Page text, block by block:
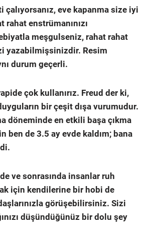
çalıyorsanız, eve kapanma size iyi
enstrümanınızı
meşgulseniz, rahat rahat
yazabilmişsinizdir. Resim
durum geçerli.
çok kullanırız. Freud der ki,
bir çeşit dışa vurumudur.
döneminde en etkili başa çıkma
ben de 3.5 ay evde kaldım; bana
ve sonrasında insanlar ruh
için kendilerine bir hobi de
görüşebilirsiniz. Sizi
düşündüğünüz bir dolu şey